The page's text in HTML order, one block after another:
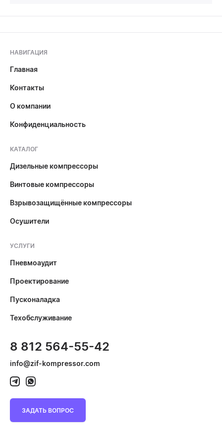
НАВИГАЦИЯ
Главная
Контакты
О компании
Конфиденциальность
КАТАЛОГ
Дизельные компрессоры
Винтовые компрессоры
Взрывозащищённые компрессоры
Осушители
УСЛУГИ
Пневмоаудит
Проектирование
Пусконаладка
Техобслуживание
8 812 564-55-42
info@zif-kompressor.com
ЗАДАТЬ ВОПРОС